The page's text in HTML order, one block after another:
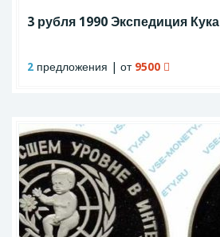
3 рубля 1990 Экспедиция Кука
2 предложения | от 9500